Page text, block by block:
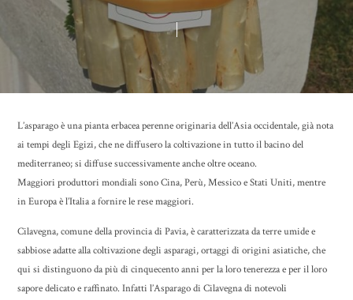
L’asparago è una pianta erbacea perenne originaria dell’Asia occidentale, già nota
ai tempi degli Egizi, che ne diffusero la coltivazione in tutto il bacino del
mediterraneo; si diffuse successivamente anche oltre oceano.
Maggiori produttori mondiali sono Cina, Perù, Messico e Stati Uniti, mentre
in Europa è l’Italia a fornire le rese maggiori.
Cilavegna, comune della provincia di Pavia, è caratterizzata da terre umide e
sabbiose adatte alla coltivazione degli asparagi, ortaggi di origini asiatiche, che
qui si distinguono da più di cinquecento anni per la loro tenerezza e per il loro
sapore delicato e raffinato. Infatti l’Asparago di Cilavegna di notevoli